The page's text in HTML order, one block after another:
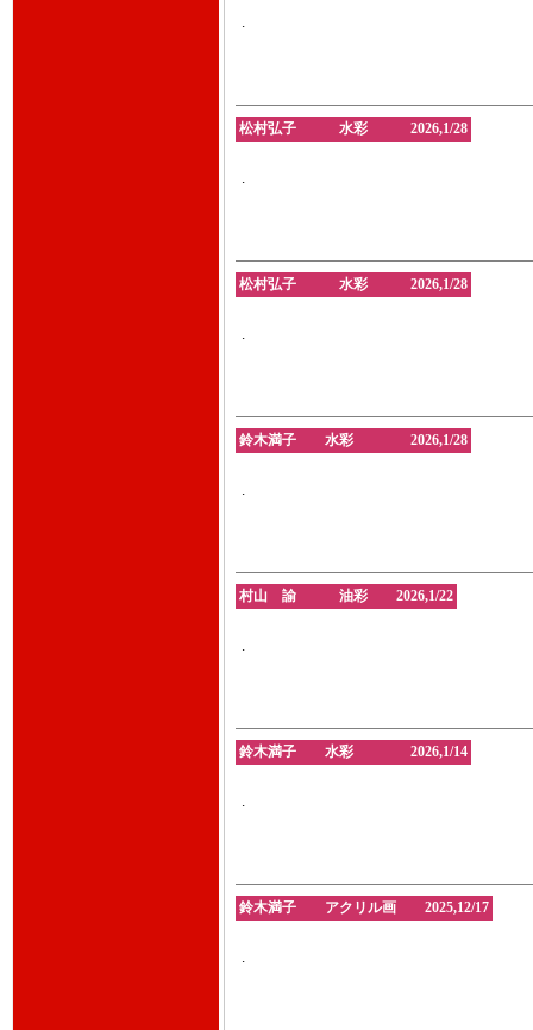
.
松村弘子 水彩 2026,1/28
.
松村弘子 水彩 2026,1/28
.
鈴木満子 水彩 2026,1/28
.
村山 諭 油彩 2026,1/22
.
鈴木満子 水彩 2026,1/14
.
鈴木満子 アクリル画 2025,12/17
.